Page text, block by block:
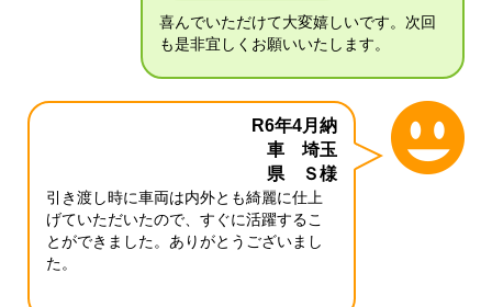
喜んでいただけて大変嬉しいです。次回
も是非宜しくお願いいたします。
R6年4月納
車 埼玉
県 Ｓ様
引き渡し時に車両は内外とも綺麗に仕上
げていただいたので、すぐに活躍するこ
とができました。ありがとうございまし
た。